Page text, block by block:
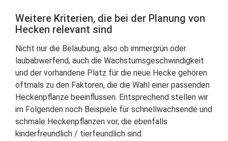
Weitere Kriterien, die bei der Planung von
Hecken relevant sind
Nicht nur die Belaubung, also ob immergrün oder
laubabwerfend, auch die Wachstumsgeschwindigkeit
und der vorhandene Platz für die neue Hecke gehören
oftmals zu den Faktoren, die die Wahl einer passenden
Heckenpflanze beeinflussen. Entsprechend stellen wir
im Folgenden noch Beispiele für schnellwachsende und
schmale Heckenpflanzen vor, die ebenfalls
kinderfreundlich / tierfeundlich sind.